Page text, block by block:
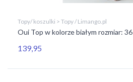
Topy/ koszulki > Topy / Limango.pl
Oui Top w kolorze białym rozmiar: 36
139,95